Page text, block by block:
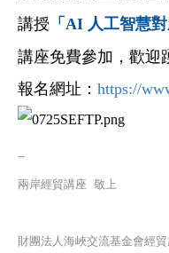
講授 「 AI 人工智慧
講座免費參加，歡迎
報名網址： https://
--
兩岸經貿講座 敬上
財團法人海峽交流基金會經貿